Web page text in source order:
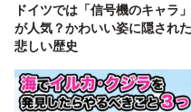
ドイツでは「信号機のキャラ」
が人気？かわいい姿に隠された
悲しい歴史